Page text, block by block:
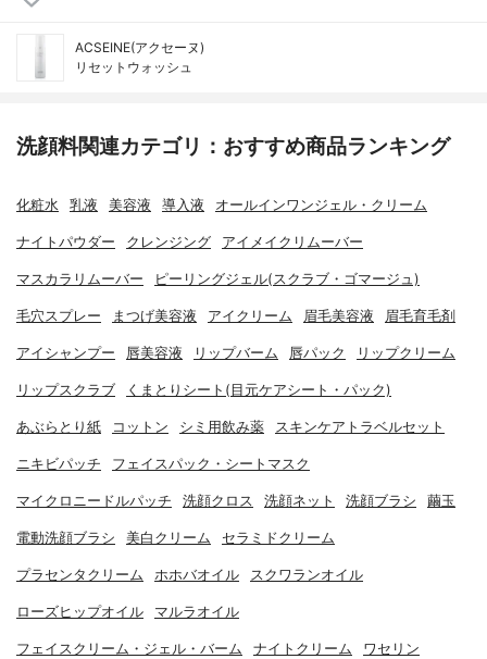
ACSEINE(アクセーヌ)
リセットウォッシュ
洗顔料関連カテゴリ：おすすめ商品ランキング
化粧水 乳液 美容液 導入液 オールインワンジェル・クリーム
ナイトパウダー クレンジング アイメイクリムーバー
マスカラリムーバー ピーリングジェル(スクラブ・ゴマージュ)
毛穴スプレー まつげ美容液 アイクリーム 眉毛美容液 眉毛育毛剤
アイシャンプー 唇美容液 リップバーム 唇パック リップクリーム
リップスクラブ くまとりシート(目元ケアシート・パック)
あぶらとり紙 コットン シミ用飲み薬 スキンケアトラベルセット
ニキビパッチ フェイスパック・シートマスク
マイクロニードルパッチ 洗顔クロス 洗顔ネット 洗顔ブラシ 繭玉
電動洗顔ブラシ 美白クリーム セラミドクリーム
プラセンタクリーム ホホバオイル スクワランオイル
ローズヒップオイル マルラオイル
フェイスクリーム・ジェル・バーム ナイトクリーム ワセリン